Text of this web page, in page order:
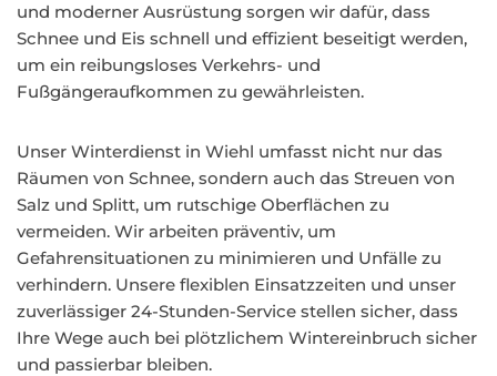
und moderner Ausrüstung sorgen wir dafür, dass
Schnee und Eis schnell und effizient beseitigt werden,
um ein reibungsloses Verkehrs- und
Fußgängeraufkommen zu gewährleisten.
Unser Winterdienst in Wiehl umfasst nicht nur das
Räumen von Schnee, sondern auch das Streuen von
Salz und Splitt, um rutschige Oberflächen zu
vermeiden. Wir arbeiten präventiv, um
Gefahrensituationen zu minimieren und Unfälle zu
verhindern. Unsere flexiblen Einsatzzeiten und unser
zuverlässiger 24-Stunden-Service stellen sicher, dass
Ihre Wege auch bei plötzlichem Wintereinbruch sicher
und passierbar bleiben.